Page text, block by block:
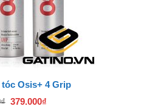
Osis+ 4 Grip
₫ Giá
379.000₫